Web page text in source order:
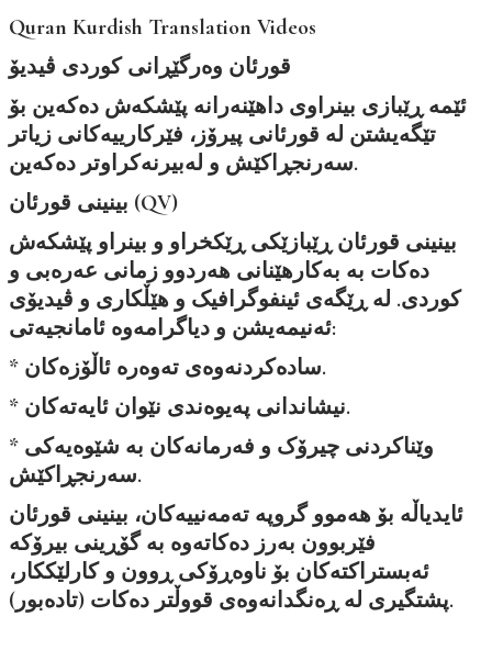
Quran Kurdish Translation Videos
قورئان وەرگێڕانی کوردی ڤیدیۆ
ئێمە ڕێبازی بینراوی داهێنەرانە پێشکەش دەکەین بۆ
تێگەیشتن لە قورئانی پیرۆز، فێرکارییەکانی زیاتر
سەرنجڕاکێش و لەبیرنەکراوتر دەکەین.
بینینی قورئان (QV)
بینینی قورئان ڕێبازێکی ڕێکخراو و بینراو پێشکەش
دەکات بە بەکارهێنانی هەردوو زمانی عەرەبی و
کوردی. لە ڕێگەی ئینفوگرافیک و هێڵکاری و ڤیدیۆی
ئەنیمەیشن و دیاگرامەوە ئامانجیەتی:
* سادەکردنەوەی تەوەرە ئاڵۆزەکان.
* نیشاندانی پەیوەندی نێوان ئایەتەکان.
* وێناکردنی چیرۆک و فەرمانەکان بە شێوەیەکی
سەرنجڕاکێش.
ئایدیاڵە بۆ هەموو گروپە تەمەنییەکان، بینینی قورئان
فێربوون بەرز دەکاتەوە بە گۆڕینی بیرۆکە
ئەبستراکتەکان بۆ ناوەڕۆکی ڕوون و کارلێککار،
پشتگیری لە ڕەنگدانەوەی قووڵتر دەکات (تادەبور).